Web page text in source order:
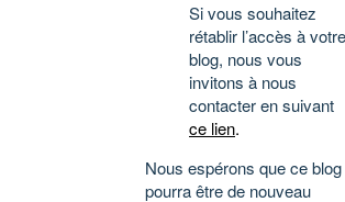
Si vous souhaitez
rétablir l’accès à votre
blog, nous vous
invitons à nous
contacter en suivant
ce lien.
Nous espérons que ce blog
pourra être de nouveau